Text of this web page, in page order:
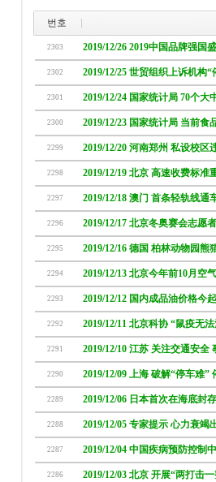
번호
2303 2019/12/26 2019中国品牌强国
2302 2019/12/25 世贸组织上诉机构
2301 2019/12/24 国家统计局 70个大
2300 2019/12/23 国家统计局 当前
2299 2019/12/20 河南郑州 私设校区
2298 2019/12/19 北京 高速收费标准
2297 2019/12/18 澳门 首条轻轨线通
2296 2019/12/17 北京冬奥赛会志愿
2295 2019/12/16 德国 柏林动物园熊
2294 2019/12/13 北京今年前10月空
2293 2019/12/12 国内成品油价格今
2292 2019/12/11 北京科协 “鼠疫无
2291 2019/12/10 江苏 关注交通安
2290 2019/12/09 上海 破解“停车难
2289 2019/12/06 日本首次在海底封
2288 2019/12/05 专家提示 心力衰竭
2287 2019/12/04 中国疾病预防控制
2286 2019/12/03 北京 开展“两打击